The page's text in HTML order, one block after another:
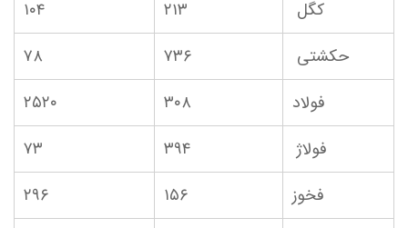
کگل
۲۱۳
۱۰۴
حکشتی‌
۷۳۶
۷۸
فولاد
۳۰۸
۲۵۲۰
فولاژ
۳۹۴
۷۳
فخوز
۱۵۶
۲۹۶